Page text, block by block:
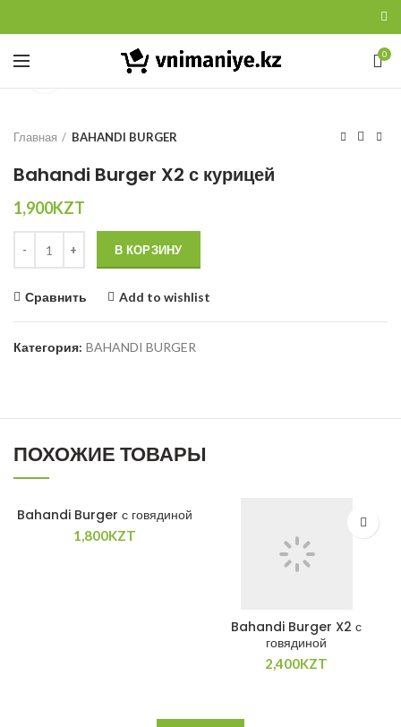
0
Главная BAHANDI BURGER
Bahandi Burger X2 с курицей
1,900KZT
В КОРЗИНУ
Сравнить Add to wishlist
Категория: BAHANDI BURGER
ПОХОЖИЕ ТОВАРЫ
Bahandi Burger с говядиной
1,800KZT
Bahandi Burger X2 с
говядиной
2,400KZT